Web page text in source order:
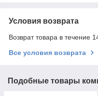
Условия возврата
Возврат товара в течение
Все условия возврата
Подобные товары